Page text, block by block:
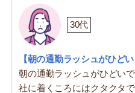
30代
【朝の通勤ラッシュがひどい
朝の通勤ラッシュがひどい
社に着くころにはクタクタ